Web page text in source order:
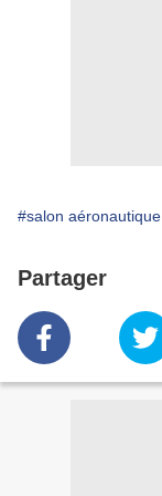
#salon aéronautique
Partager